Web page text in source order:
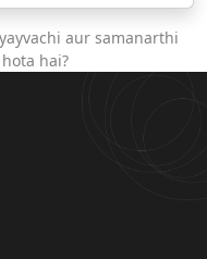
aur samanarthi
hai?